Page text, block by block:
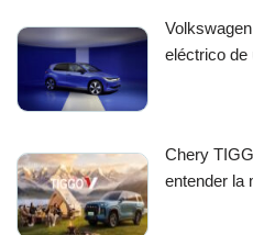
eléctrico de
Chery
entender la